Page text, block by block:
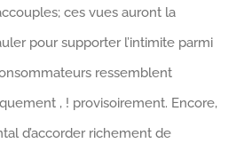
ces vues auront la
pour supporter l’intimite parmi
ressemblent
, ! provisoirement. Encore,
d’accorder richement de